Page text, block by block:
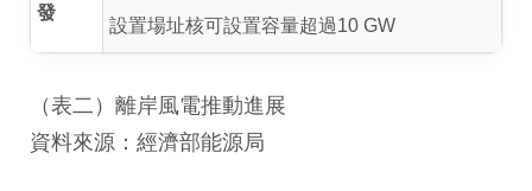
發
設置場址核可設置容量超過10 GW
（表二）離岸風電推動進展
資料來源：經濟部能源局